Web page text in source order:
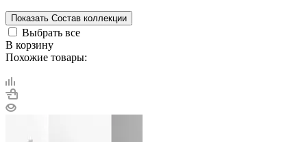
Показать Состав коллекции
Выбрать все
В корзину
Похожие товары: